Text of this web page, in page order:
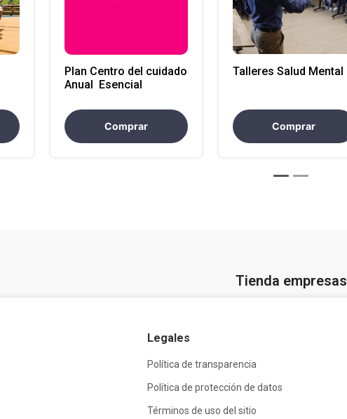
Plan Centro del cuidado
Anual Esencial
Comprar
Talleres Salud Mental
Comprar
Tienda empresas
Legales
Política de transparencia
Política de protección de datos
Términos de uso del sitio